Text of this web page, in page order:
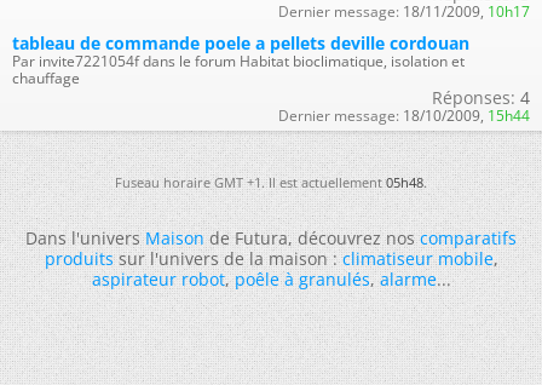
Dernier message: 18/11/2009, 10h17
tableau de commande poele a pellets deville cordouan
Par invite7221054f dans le forum Habitat bioclimatique, isolation et
chauffage
Réponses: 4
Dernier message: 18/10/2009, 15h44
Fuseau horaire GMT +1. Il est actuellement05h48.
Dans l'universMaisonde Futura, découvrez noscomparatifs
produitssur l'univers de la maison :climatiseur mobile,
aspirateur robot,poêle à granulés,alarme...